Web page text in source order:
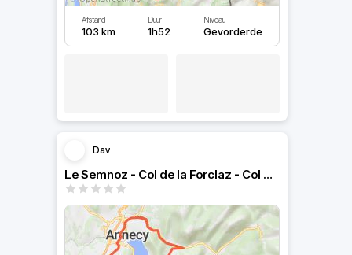
Afstand
103 km
Duur
1h52
Niveau
Gevorderde
Dav
Le Semnoz - Col de la Forclaz - Col de l'épine